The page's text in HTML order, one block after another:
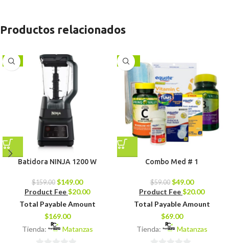
Productos relacionados
-6%
Batidora NINJA 1200 W
$159.00 $149.00
Product Fee$20.00
Total Payable Amount
$169.00
Tienda:
Matanzas
-17%
Combo Med # 1
$59.00 $49.00
Product Fee$20.00
Total Payable Amount
$69.00
Tienda:
Matanzas